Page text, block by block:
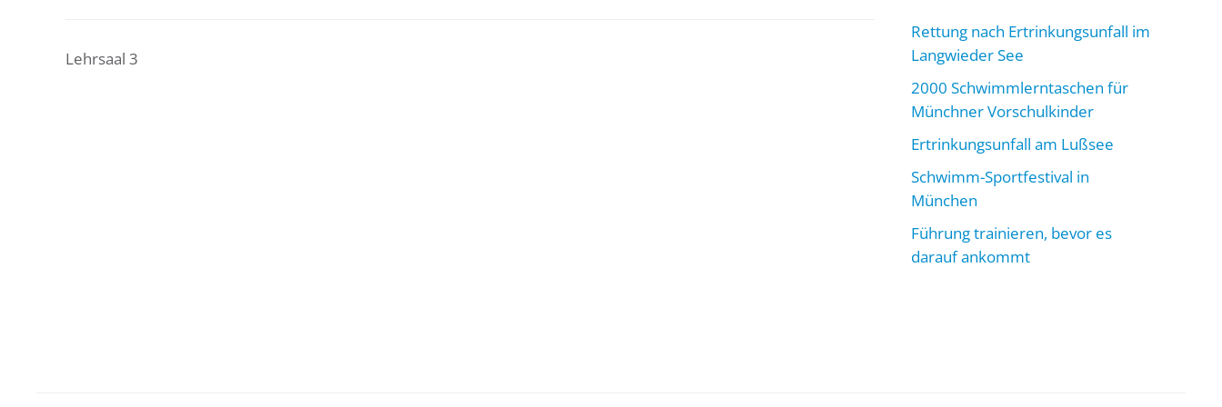
Lehrsaal 3
Rettung nach Ertrinkungsunfall im
Langwieder See
2000 Schwimmlerntaschen für
Münchner Vorschulkinder
Ertrinkungsunfall am Lußsee
Schwimm-Sportfestival in
München
Führung trainieren, bevor es
darauf ankommt